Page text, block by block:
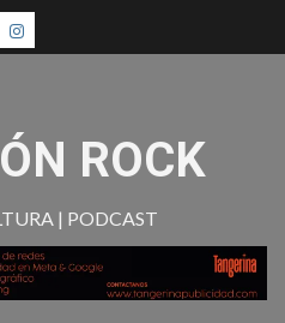
ROCK
| PODCAST